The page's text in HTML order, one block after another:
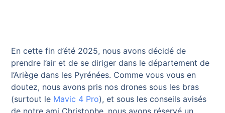
En cette fin d’été 2025, nous avons décidé de
prendre l’air et de se diriger dans le département de
l’Ariège dans les Pyrénées. Comme vous vous en
doutez, nous avons pris nos drones sous les bras
(surtout le Mavic 4 Pro), et sous les conseils avisés
de notre ami Christophe, nous avons réservé un